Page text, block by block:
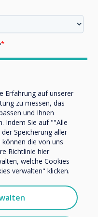
Erfahrung auf unserer
zu messen, das
und Ihnen
Indem Sie auf ""Alle
Speicherung aller
die von uns
Richtlinie hier
welche Cookies
verwalten" klicken.
Telefon oder Post
Dienstleistungen
Mitteilungen von
jederzeit
zum Abbestellen, zu
dazu, wie wir Ihre